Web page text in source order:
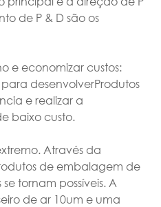
de P & D são os
e economizar custos:
desenvolverProdutos
e realizar a
baixo custo.
Através da
de embalagem de
tornam possíveis. A
de ar 10um e uma